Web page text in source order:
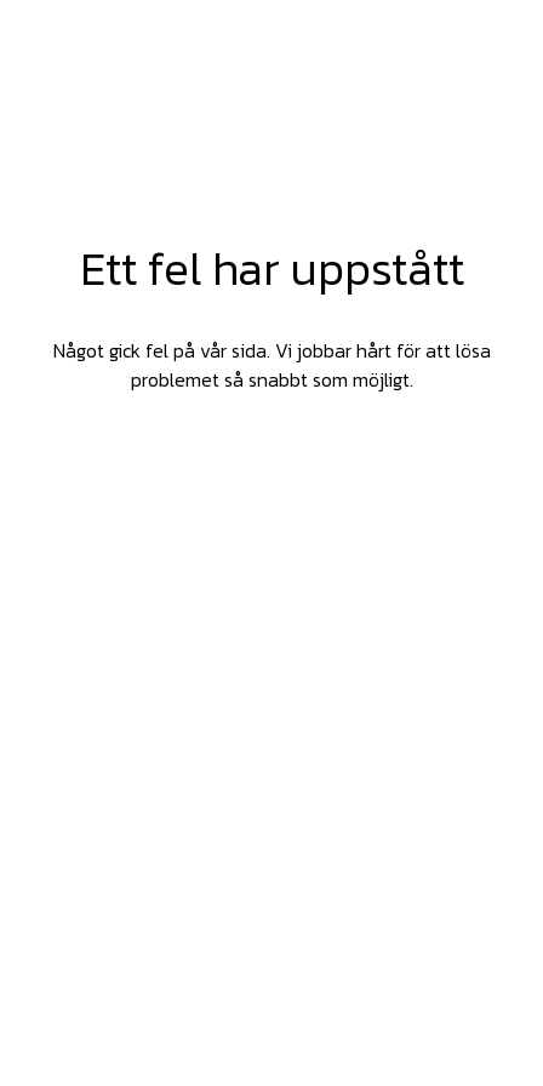
Ett fel har uppstått
Något gick fel på vår sida. Vi jobbar hårt för att lösa
problemet så snabbt som möjligt.